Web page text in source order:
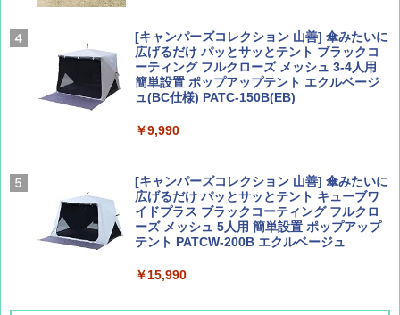
AIRLINE（エアライン）2026年9月号【特
集】ボーイング110周年を祝して！
￥1,760
￥2,277
新しい日本地理 地図・統計・移動から読み
解く (講談社現代新書)
￥1,540
[キャンパーズコレクション 山善] 傘みたいに
広げるだけ パッとサッとテント ブラックコ
ーティング フルクローズ メッシュ 3-4人用
簡単設置 ポップアップテント エクルベージ
ュ(BC仕様) PATC-150B(EB)
￥9,990
[キャンパーズコレクション 山善] 傘みたいに
広げるだけ パッとサッとテント キューブワ
イドプラス ブラックコーティング フルクロ
ーズ メッシュ 5人用 簡単設置 ポップアップ
テント PATCW-200B エクルベージュ
￥15,990